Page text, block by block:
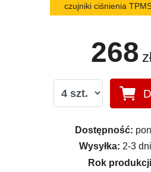
czujniki ciśnienia
268
Dostępność:
Wysyłka: 2-3
Rok